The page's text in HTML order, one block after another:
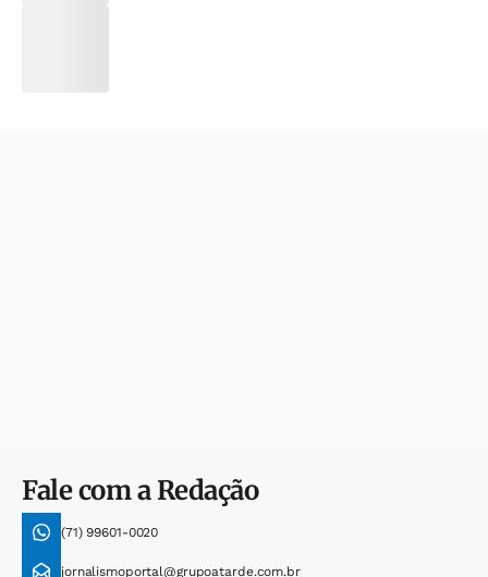
Fale com a Redação
(71) 99601-0020
jornalismoportal@grupoatarde.com.br